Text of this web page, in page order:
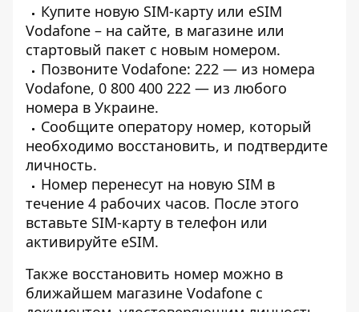
Купите новую SIM-карту или eSIM
Vodafone – на сайте, в магазине или
стартовый пакет с новым номером.
Позвоните Vodafone: 222 — из номера
Vodafone, 0 800 400 222 — из любого
номера в Украине.
Сообщите оператору номер, который
необходимо восстановить, и подтвердите
личность.
Номер перенесут на новую SIM в
течение 4 рабочих часов. После этого
вставьте SIM-карту в телефон или
активируйте eSIM.
Также восстановить номер можно в
ближайшем магазине Vodafone с